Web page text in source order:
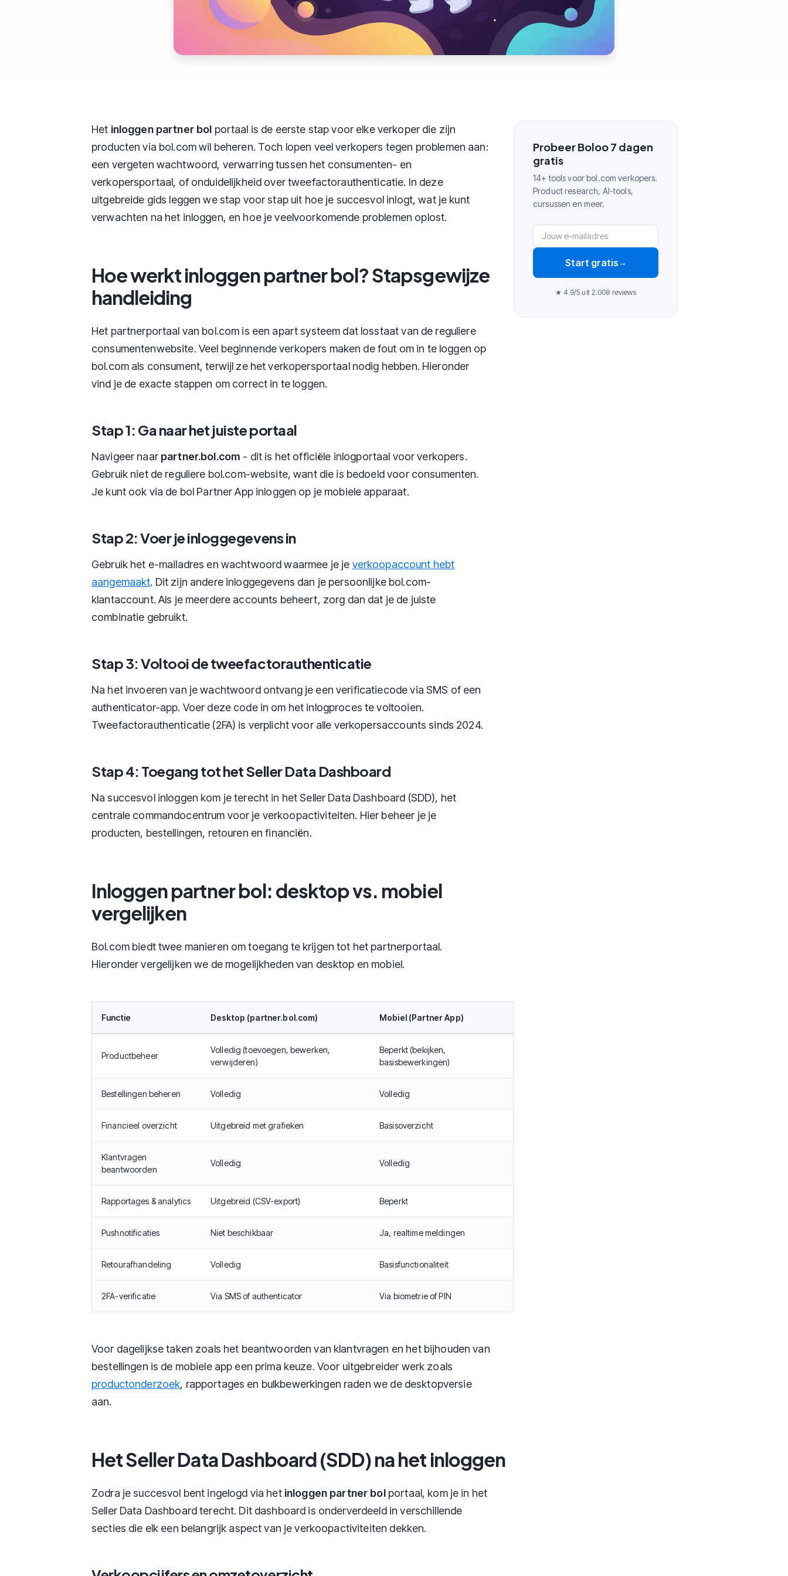
Het inloggen partner bol portaal is de eerste stap voor elke verkoper die zijn
producten via bol.com wil beheren. Toch lopen veel verkopers tegen problemen aan:
een vergeten wachtwoord, verwarring tussen het consumenten- en
verkopersportaal, of onduidelijkheid over tweefactorauthenticatie. In deze
uitgebreide gids leggen we stap voor stap uit hoe je succesvol inlogt, wat je kunt
verwachten na het inloggen, en hoe je veelvoorkomende problemen oplost.
Hoe werkt inloggen partner bol? Stapsgewijze
handleiding
Het partnerportaal van bol.com is een apart systeem dat losstaat van de reguliere
consumentenwebsite. Veel beginnende verkopers maken de fout om in te loggen op
bol.com als consument, terwijl ze het verkopersportaal nodig hebben. Hieronder
vind je de exacte stappen om correct in te loggen.
Stap 1: Ga naar het juiste portaal
Navigeer naar partner.bol.com - dit is het officiële inlogportaal voor verkopers.
Gebruik niet de reguliere bol.com-website, want die is bedoeld voor consumenten.
Je kunt ook via de bol Partner App inloggen op je mobiele apparaat.
Stap 2: Voer je inloggegevens in
Gebruik het e-mailadres en wachtwoord waarmee je je verkoopaccount hebt
aangemaakt. Dit zijn andere inloggegevens dan je persoonlijke bol.com-
klantaccount. Als je meerdere accounts beheert, zorg dan dat je de juiste
combinatie gebruikt.
Stap 3: Voltooi de tweefactorauthenticatie
Na het invoeren van je wachtwoord ontvang je een verificatiecode via SMS of een
authenticator-app. Voer deze code in om het inlogproces te voltooien.
Tweefactorauthenticatie (2FA) is verplicht voor alle verkopersaccounts sinds 2024.
Stap 4: Toegang tot het Seller Data Dashboard
Na succesvol inloggen kom je terecht in het Seller Data Dashboard (SDD), het
centrale commandocentrum voor je verkoopactiviteiten. Hier beheer je je
producten, bestellingen, retouren en financiën.
Inloggen partner bol: desktop vs. mobiel
vergelijken
Bol.com biedt twee manieren om toegang te krijgen tot het partnerportaal.
Hieronder vergelijken we de mogelijkheden van desktop en mobiel.
Functie Desktop (partner.bol.com) Mobiel (Partner App)
Productbeheer
Volledig (toevoegen, bewerken,
verwijderen)
Beperkt (bekijken,
basisbewerkingen)
Bestellingen beheren Volledig Volledig
Financieel overzicht Uitgebreid met grafieken Basisoverzicht
Klantvragen
beantwoorden
Volledig Volledig
Rapportages & analytics Uitgebreid (CSV-export) Beperkt
Pushnotificaties Niet beschikbaar Ja, realtime meldingen
Retourafhandeling Volledig Basisfunctionaliteit
2FA-verificatie Via SMS of authenticator Via biometrie of PIN
Voor dagelijkse taken zoals het beantwoorden van klantvragen en het bijhouden van
bestellingen is de mobiele app een prima keuze. Voor uitgebreider werk zoals
productonderzoek, rapportages en bulkbewerkingen raden we de desktopversie
aan.
Het Seller Data Dashboard (SDD) na het inloggen
Zodra je succesvol bent ingelogd via het inloggen partner bolportaal, kom je in het
Seller Data Dashboard terecht. Dit dashboard is onderverdeeld in verschillende
secties die elk een belangrijk aspect van je verkoopactiviteiten dekken.
Probeer Boloo 7 dagen
gratis
14+ tools voor bol.com verkopers.
Product research, AI-tools,
cursussen en meer.
Start gratis→
★ 4.9/5 uit 2.008 reviews